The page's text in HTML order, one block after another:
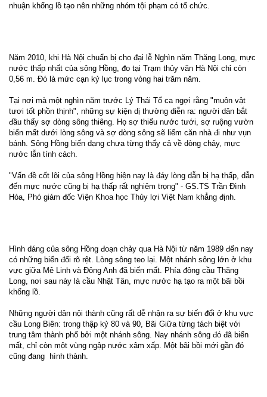
nhuận khổng lồ tạo nên những nhóm tội phạm có tổ chức.
Năm 2010, khi Hà Nội chuẩn bị cho đại lễ Nghìn năm Thăng Long, mực
nước thấp nhất của sông Hồng, đo tại Trạm thủy văn Hà Nội chỉ còn
0,56 m. Đó là mức cạn kỷ lục trong vòng hai trăm năm.
Tại nơi mà một nghìn năm trước Lý Thái Tổ ca ngợi rằng "muôn vật
tươi tốt phồn thịnh", những sự kiện dị thường diễn ra: người dân bắt
đầu thấy sợ dòng sông thiêng. Họ sợ thiếu nước tưới, sợ ruộng vườn
biến mất dưới lòng sông và sợ dòng sông sẽ liếm căn nhà đi như vụn
bánh. Sông Hồng biến dạng chưa từng thấy cả về dòng chảy, mực
nước lẫn tính cách.
"Vấn đề cốt lõi của sông Hồng hiện nay là đáy lòng dẫn bị hạ thấp, dẫn
đến mực nước cũng bị hạ thấp rất nghiêm trọng" - GS.TS Trần Đình
Hòa, Phó giám đốc Viện Khoa học Thủy lợi Việt Nam khẳng định.
Hình dáng của sông Hồng đoạn chảy qua Hà Nội từ năm 1989 đến nay
có những biến đổi rõ rệt. Lòng sông teo lại. Một nhánh sông lớn ở khu
vực giữa Mê Linh và Đông Anh đã biến mất. Phía đông cầu Thăng
Long, nơi sau này là cầu Nhật Tân, mực nước hạ tạo ra một bãi bồi
khổng lồ.
Những người dân nội thành cũng rất dễ nhận ra sự biến đổi ở khu vực
cầu Long Biên: trong thập kỷ 80 và 90, Bãi Giữa từng tách biệt với
trung tâm thành phố bởi một nhánh sông. Nay nhánh sông đó đã biến
mất, chỉ còn một vùng ngập nước xâm xấp. Một bãi bồi mới gần đó
cũng đang hình thành.